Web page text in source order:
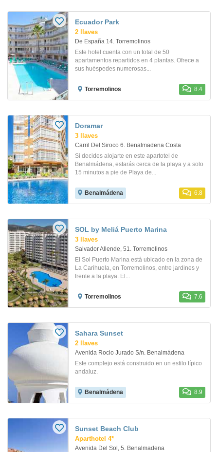
Ecuador Park
2 llaves
De España 14. Torremolinos
Este hotel cuenta con un total de 50
apartamentos repartidos en 4 plantas. Ofrece a
sus huéspedes numerosas...
Torremolinos 8.4
Doramar
3 llaves
Carril Del Siroco 6. Benalmadena Costa
Si decides alojarte en este apartotel de
Benalmádena, estarás cerca de la playa y a solo
15 minutos a pie de Playa de...
Benalmádena 6.8
SOL by Meliá Puerto Marina
3 llaves
Salvador Allende, 51. Torremolinos
El Sol Puerto Marina está ubicado en la zona de
La Carihuela, en Torremolinos, entre jardines y
frente a la playa. El...
Torremolinos 7.6
Sahara Sunset
2 llaves
Avenida Rocio Jurado S/n. Benalmádena
Este complejo está construido en un estilo típico
andaluz.
Benalmádena 8.9
Sunset Beach Club
Aparthotel 4*
Avenida Del Sol, 5. Benalmadena